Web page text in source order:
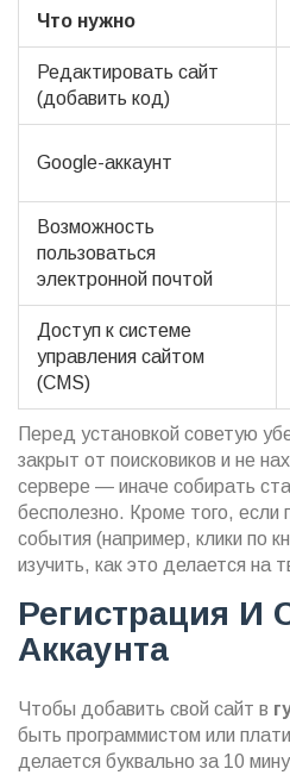
Что нужно
Редактировать сайт
(добавить код)
Google-аккаунт
Возможность
пользоваться
электронной почтой
Доступ к системе
управления сайтом
(CMS)
Перед установкой советую
закрыт от поисковиков и не
сервере — иначе собирать
бесполезно. Кроме того, если
события (например, клики по
изучить, как это делается на
Регистрация И
Аккаунта
Чтобы добавить свой сайт в
быть программистом или
делается буквально за 10